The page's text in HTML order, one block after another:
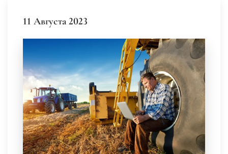
11 Августа 2023